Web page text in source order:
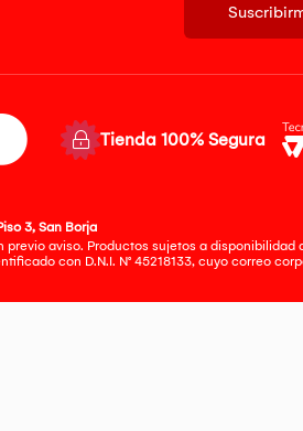
Tienda 100% Segura
3, San Borja
aviso. Productos sujetos a disponibilidad
con D.N.I. N° 45218133, cuyo correo